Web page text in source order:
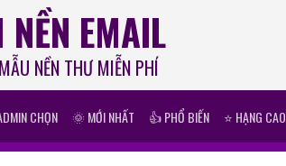
EMAIL
NỀN THƯ MIỄN PHÍ
CHỌN 🌞 MỚI NHẤT 👍 PHỔ BIẾN ⭐ HẠNG CAO